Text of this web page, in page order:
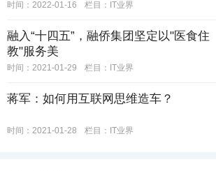
时间：2022-01-16 栏目：IT业界
融入“十四五”，融侨集团坚定以"医食住
教"服务美
时间：2021-01-29 栏目：IT业界
蒋军：如何用互联网思维造车？
时间：2021-01-28 栏目：IT业界